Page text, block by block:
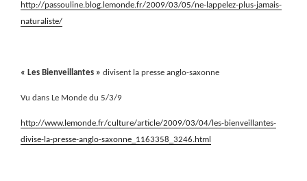
http://passouline.blog.lemonde.fr/2009/03/05/ne-lappelez-plus-jamais-
naturaliste/
« Les Bienveillantes » divisent la presse anglo-saxonne
Vu dans Le Monde du 5/3/9
http://www.lemonde.fr/culture/article/2009/03/04/les-bienveillantes-
divise-la-presse-anglo-saxonne_1163358_3246.html